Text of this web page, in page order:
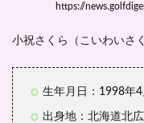
https://
小祝さくら（こいわいさ
生年月日：1998年
出身地：北海道北